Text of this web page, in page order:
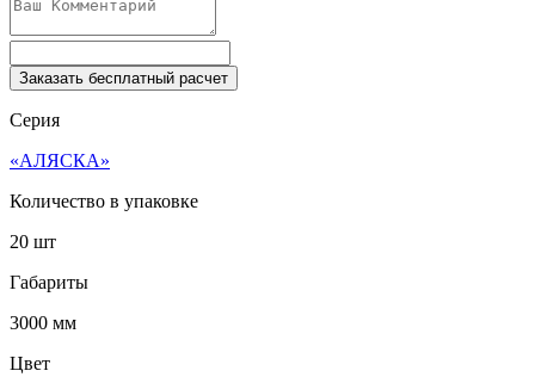
Заказать бесплатный расчет
Серия
«АЛЯСКА»
Количество в упаковке
20 шт
Габариты
3000 мм
Цвет